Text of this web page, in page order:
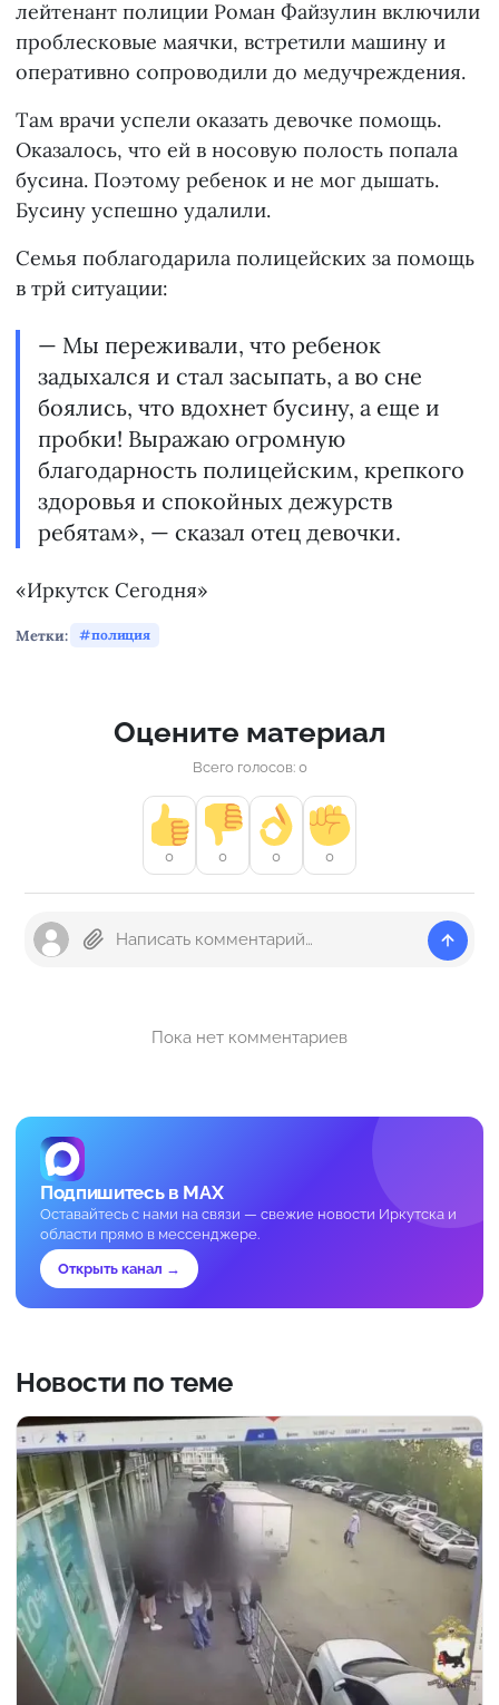
лейтенант полиции Роман Файзулин включили
проблесковые маячки, встретили машину и
оперативно сопроводили до медучреждения.
Там врачи успели оказать девочке помощь.
Оказалось, что ей в носовую полость попала
бусина. Поэтому ребенок и не мог дышать.
Бусину успешно удалили.
Семья поблагодарила полицейских за помощь
в трй ситуации:
— Мы переживали, что ребенок
задыхался и стал засыпать, а во сне
боялись, что вдохнет бусину, а еще и
пробки! Выражаю огромную
благодарность полицейским, крепкого
здоровья и спокойных дежурств
ребятам», — сказал отец девочки.
«Иркутск Сегодня»
Метки: полиция
Оцените материал
Всего голосов: 0
0 0 0 0
Пока нет комментариев
Подпишитесь в MAX
Оставайтесь с нами на связи — свежие новости Иркутска и
области прямо в мессенджере.
Открыть канал →
Новости по теме